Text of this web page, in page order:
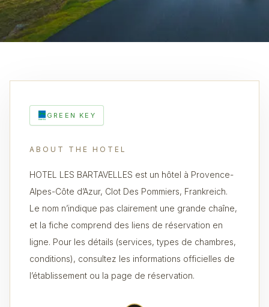
GREEN KEY
ABOUT THE HOTEL
HOTEL LES BARTAVELLES est un hôtel à Provence-
Alpes-Côte d’Azur, Clot Des Pommiers, Frankreich.
Le nom n’indique pas clairement une grande chaîne,
et la fiche comprend des liens de réservation en
ligne. Pour les détails (services, types de chambres,
conditions), consultez les informations officielles de
l’établissement ou la page de réservation.